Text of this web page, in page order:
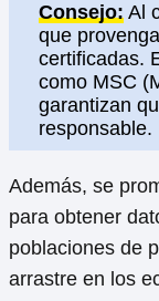
Consejo:Al
que
certificadas.
como MSC
garantizan
responsable.
Además, se
para obtener
poblaciones de
arrastre en los